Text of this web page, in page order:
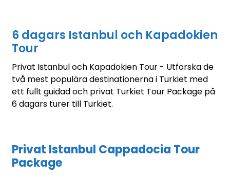
6 dagars Istanbul och Kapadokien
Tour
Privat Istanbul och Kapadokien Tour - Utforska de
två mest populära destinationerna i Turkiet med
ett fullt guidad och privat Turkiet Tour Package på
6 dagars turer till Turkiet.
Privat Istanbul Cappadocia Tour
Package